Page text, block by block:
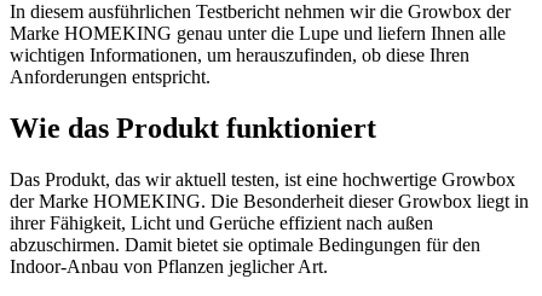
In diesem ausführlichen Testbericht nehmen wir die Growbox der
Marke HOMEKING genau unter die Lupe und liefern Ihnen alle
wichtigen Informationen, um herauszufinden, ob diese Ihren
Anforderungen entspricht.
Wie das Produkt funktioniert
Das Produkt, das wir aktuell testen, ist eine hochwertige Growbox
der Marke HOMEKING. Die Besonderheit dieser Growbox liegt in
ihrer Fähigkeit, Licht und Gerüche effizient nach außen
abzuschirmen. Damit bietet sie optimale Bedingungen für den
Indoor-Anbau von Pflanzen jeglicher Art.